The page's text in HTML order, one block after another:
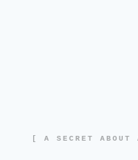
[ A SECRET ABOUT